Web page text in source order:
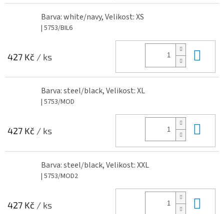
Barva: white/navy, Velikost: XS
| 5753/BIL6
427 Kč / ks
Barva: steel/black, Velikost: XL
| 5753/MOD
427 Kč / ks
Barva: steel/black, Velikost: XXL
| 5753/MOD2
427 Kč / ks